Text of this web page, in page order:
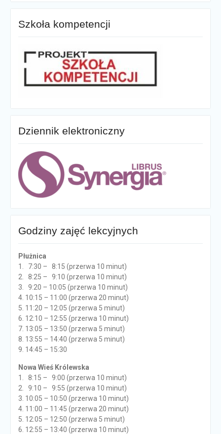
Szkoła kompetencji
Dziennik elektroniczny
Godziny zajęć lekcyjnych
Płużnica
1. 7:30 – 8:15 (przerwa 10 minut)
2. 8:25 – 9:10 (przerwa 10 minut)
3. 9:20 – 10:05 (przerwa 10 minut)
4. 10:15 – 11:00 (przerwa 20 minut)
5. 11:20 – 12:05 (przerwa 5 minut)
6. 12:10 – 12:55 (przerwa 10 minut)
7. 13:05 – 13:50 (przerwa 5 minut)
8. 13:55 – 14:40 (przerwa 5 minut)
9. 14:45 – 15:30
Nowa Wieś Królewska
1. 8:15 – 9:00 (przerwa 10 minut)
2. 9:10 – 9:55 (przerwa 10 minut)
3. 10:05 – 10:50 (przerwa 10 minut)
4. 11:00 – 11:45 (przerwa 20 minut)
5. 12:05 – 12:50 (przerwa 5 minut)
6. 12:55 – 13:40 (przerwa 10 minut)